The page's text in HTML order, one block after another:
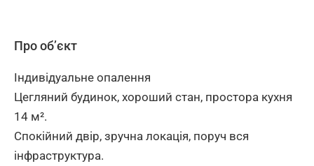
Про об’єкт
Індивідуальне опалення
Цегляний будинок, хороший стан, простора кухня
14 м².
Спокійний двір, зручна локація, поруч вся
інфраструктура.